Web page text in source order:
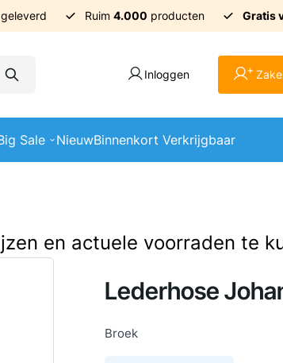
geleverd Ruim 4.000 producten Gratis
Inloggen +
Sale NieuwBinnenkort Verkrijgbaar
en actuele voorraden te
Lederhose
Broek